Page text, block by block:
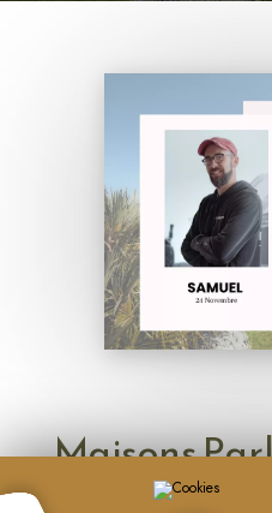
Maisons
Côtes